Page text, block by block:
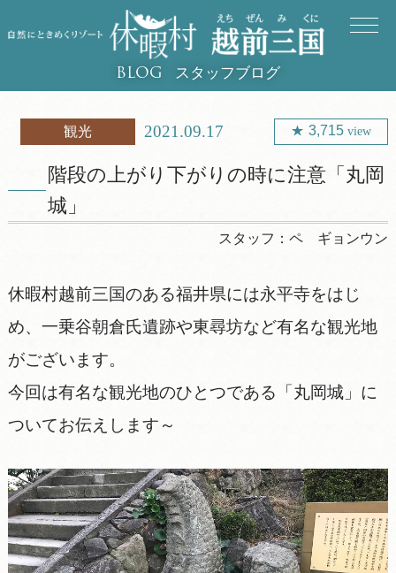
BLOG スタッフブログ
観光 2021.09.17 3,715view
階段の上がり下がりの時に注意「丸岡
城」
スタッフ：ペ ギョンウン
休暇村越前三国のある福井県には永平寺をはじ
め、一乗谷朝倉氏遺跡や東尋坊など有名な観光地
がございます。
今回は有名な観光地のひとつである「丸岡城」に
ついてお伝えします～